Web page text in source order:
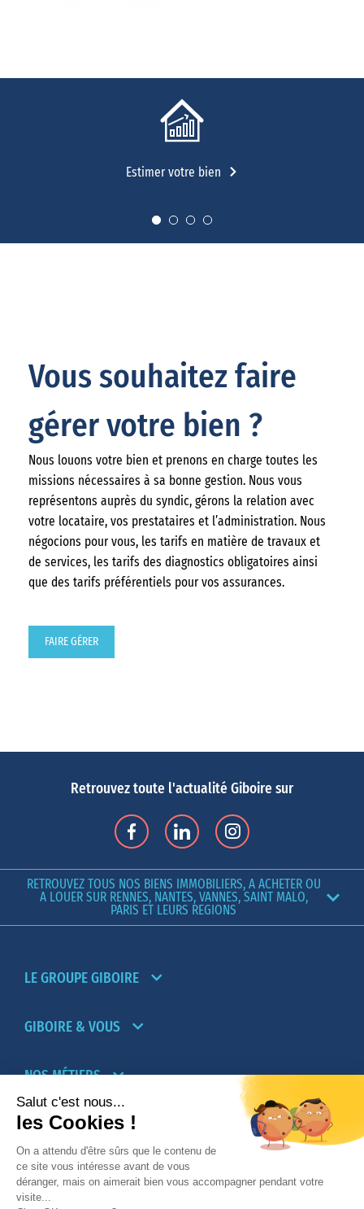
Estimer votre bien
Vous souhaitez faire
gérer votre bien ?
Nous louons votre bien et prenons en charge toutes les
missions nécessaires à sa bonne gestion. Nous vous
représentons auprès du syndic, gérons la relation avec
votre locataire, vos prestataires et l’administration. Nous
négocions pour vous, les tarifs en matière de travaux et
de services, les tarifs des diagnostics obligatoires ainsi
que des tarifs préférentiels pour vos assurances.
FAIRE GÉRER
Retrouvez toute l'actualité Giboire sur
RETROUVEZ TOUS NOS BIENS IMMOBILIERS, A ACHETER OU
A LOUER SUR RENNES, NANTES, VANNES, SAINT MALO,
PARIS ET LEURS REGIONS
LE GROUPE GIBOIRE
GIBOIRE & VOUS
NOS MÉTIERS
PARTENAIRES
NOTRE RÉSEAU D’AGENCES TRANSACTION-
LOCATION